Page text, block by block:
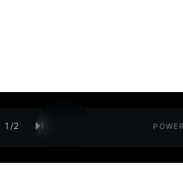
1 /2